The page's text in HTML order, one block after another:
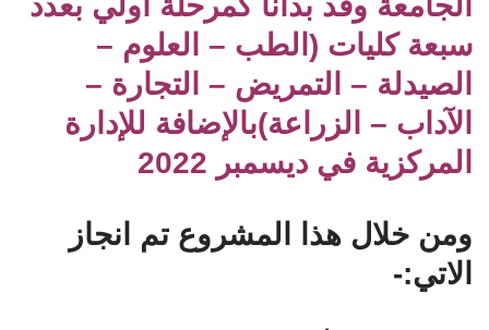
سبعة كليات (الطب – العلوم –
الصيدلة – التمريض – التجارة –
الآداب – الزراعة)بالإضافة للإدارة
المركزية في ديسمبر 2022
ومن خلال هذا المشروع تم انجاز
الاتي:-